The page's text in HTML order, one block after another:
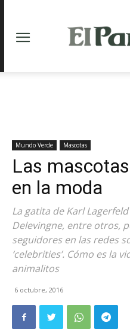
Mundo Verde Mascotas
Las
en la moda
La gatita de Karl
Delevingne, entre otros,
seguidores en las redes
‘celebrities’. Cómo es la
animalitos
6 octubre, 2016